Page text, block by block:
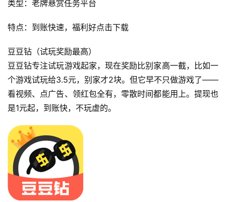
类型：老牌悬赏任务平台
特点：到账快速，福利好点击下载
豆豆钻（试玩奖励最高）
豆豆钻专注试玩游戏起家，现在奖励比别家高一截，比如一
个游戏试玩给3.5元，别家才2块。但它早不只做游戏了——
看视频、点广告、领红包全有，零散时间都能用上。提现也
是1元起，到账快，不玩虚的。